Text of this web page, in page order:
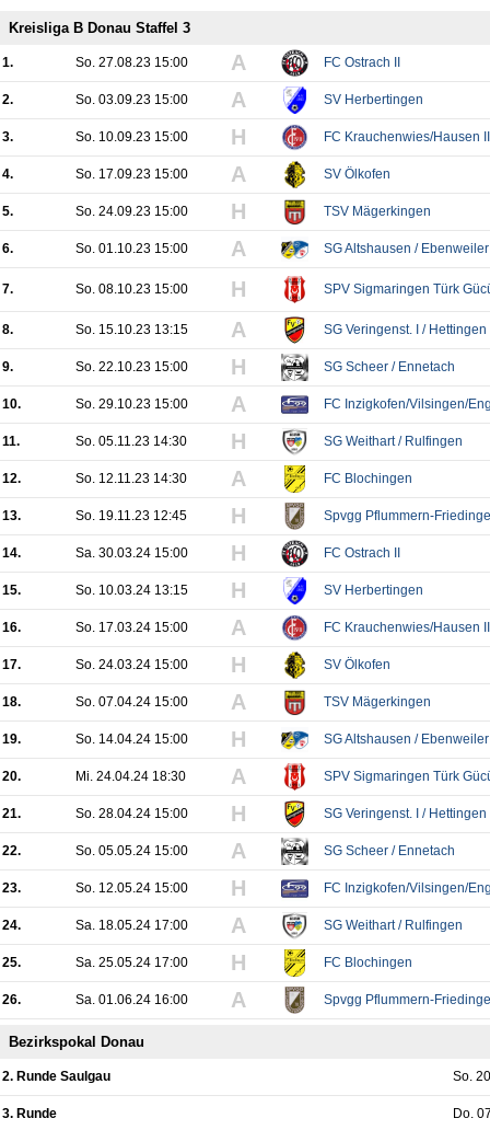
Kreisliga B Donau Staffel 3
1. So. 27.08.23 15:00 A FC Ostrach II
2. So. 03.09.23 15:00 A SV Herbertingen
3. So. 10.09.23 15:00 H FC Krauchenwies/Hausen
4. So. 17.09.23 15:00 A SV Ölkofen
5. So. 24.09.23 15:00 H TSV Mägerkingen
6. So. 01.10.23 15:00 A SG Altshausen /
7. So. 08.10.23 15:00 H SPV Sigmaringen Türk
8. So. 15.10.23 13:15 A SG Veringenst. I / Hettingen
9. So. 22.10.23 15:00 H SG Scheer / Ennetach
10. So. 29.10.23 15:00 A FC Inzigkofen/Vilsingen/
11. So. 05.11.23 14:30 H SG Weithart / Rulfingen
12. So. 12.11.23 14:30 A FC Blochingen
13. So. 19.11.23 12:45 H Spvgg Pflummern-
14. Sa. 30.03.24 15:00 H FC Ostrach II
15. So. 10.03.24 13:15 H SV Herbertingen
16. So. 17.03.24 15:00 A FC Krauchenwies/Hausen
17. So. 24.03.24 15:00 H SV Ölkofen
18. So. 07.04.24 15:00 A TSV Mägerkingen
19. So. 14.04.24 15:00 H SG Altshausen /
20. Mi. 24.04.24 18:30 A SPV Sigmaringen Türk
21. So. 28.04.24 15:00 H SG Veringenst. I / Hettingen
22. So. 05.05.24 15:00 A SG Scheer / Ennetach
23. So. 12.05.24 15:00 H FC Inzigkofen/Vilsingen/
24. Sa. 18.05.24 17:00 A SG Weithart / Rulfingen
25. Sa. 25.05.24 17:00 H FC Blochingen
26. Sa. 01.06.24 16:00 A Spvgg Pflummern-
Bezirkspokal Donau
2. Runde Saulgau So.
3. Runde Do.